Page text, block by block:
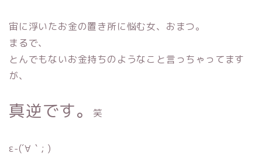
宙に浮いたお金の置き所に悩む女、おまつ。
まるで、
とんでもないお金持ちのようなこと言っちゃってます
が、
真逆です。 笑
ε-(´∀｀; )